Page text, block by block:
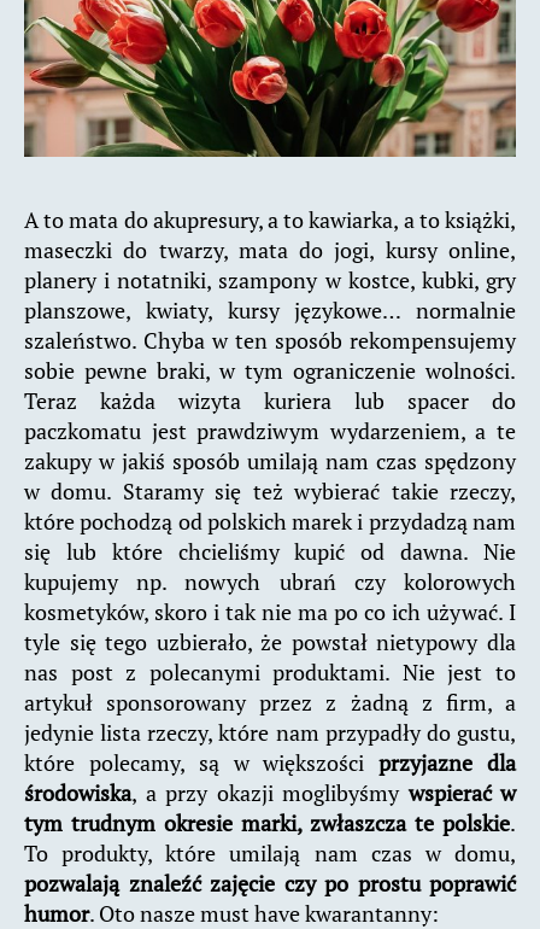
A to mata do akupresury, a to kawiarka, a to książki,
maseczki do twarzy, mata do jogi, kursy online,
planery i notatniki, szampony w kostce, kubki, gry
planszowe, kwiaty, kursy językowe… normalnie
szaleństwo. Chyba w ten sposób rekompensujemy
sobie pewne braki, w tym ograniczenie wolności.
Teraz każda wizyta kuriera lub spacer do
paczkomatu jest prawdziwym wydarzeniem, a te
zakupy w jakiś sposób umilają nam czas spędzony
w domu. Staramy się też wybierać takie rzeczy,
które pochodzą od polskich marek i przydadzą nam
się lub które chcieliśmy kupić od dawna. Nie
kupujemy np. nowych ubrań czy kolorowych
kosmetyków, skoro i tak nie ma po co ich używać. I
tyle się tego uzbierało, że powstał nietypowy dla
nas post z polecanymi produktami. Nie jest to
artykuł sponsorowany przez z żadną z firm, a
jedynie lista rzeczy, które nam przypadły do gustu,
które polecamy, są w większościprzyjazne dla
środowiska, a przy okazji moglibyśmywspierać w
tym trudnym okresie marki, zwłaszcza te polskie.
To produkty, które umilają nam czas w domu,
pozwalają znaleźć zajęcie czy po prostu poprawić
humor. Oto nasze must have kwarantanny: